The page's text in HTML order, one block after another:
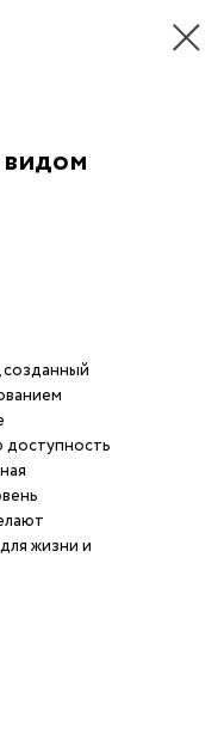
видом
доступность
жизни и